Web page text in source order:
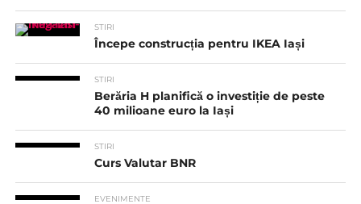
STIRI
Începe construcția pentru IKEA Iași
STIRI
Berăria H planifică o investiție de peste
40 milioane euro la Iași
STIRI
Curs Valutar BNR
EVENIMENTE